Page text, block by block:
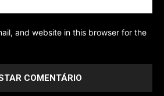
and website in this browser for the